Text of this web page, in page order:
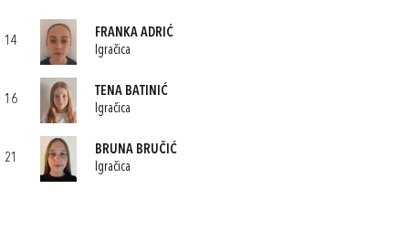
14
FRANKA ADRIĆ
Igračica
16
TENA BATINIĆ
Igračica
21
BRUNA BRUČIĆ
Igračica